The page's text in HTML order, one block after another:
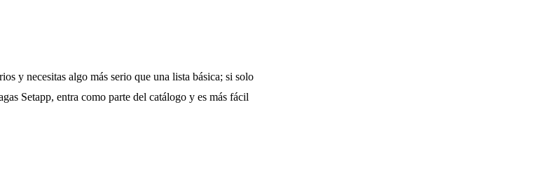
y necesitas algo más serio que una lista básica; si solo
Setapp, entra como parte del catálogo y es más fácil